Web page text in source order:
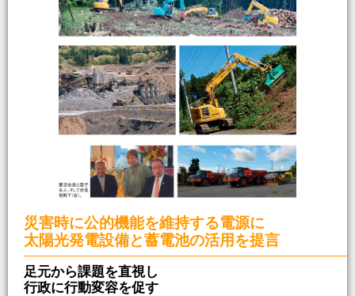
災害時に公的機能を維持する電源に
太陽光発電設備と蓄電池の活用を提言
足元から課題を直視し
行政に行動変容を促す